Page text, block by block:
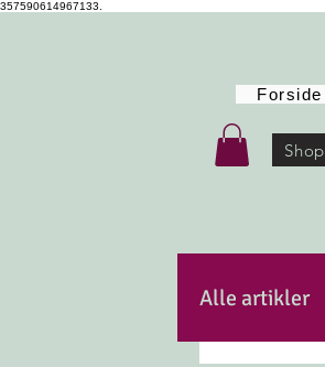
357590614967133.
Forside
Shop
Alle artikler